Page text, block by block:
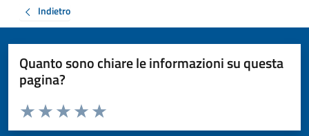
Indietro
Quanto sono chiare le informazioni su questa
pagina?
Valuta da 1 a 5 stelle la pagina
Valuta 5 stelle su 5
Valuta 4 stelle su 5
Valuta 3 stelle su 5
Valuta 2 stelle su 5
Valuta 1 stelle su 5